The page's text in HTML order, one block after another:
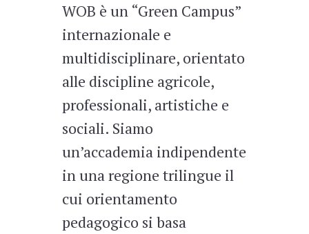
WOB è un “Green Campus”
internazionale e
multidisciplinare, orientato
alle discipline agricole,
professionali, artistiche e
sociali. Siamo
un’accademia indipendente
in una regione trilingue il
cui orientamento
pedagogico si basa